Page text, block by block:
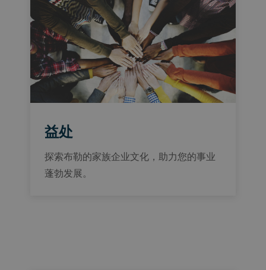
益处
探索布勒的家族企业文化，助力您的事业
蓬勃发展。